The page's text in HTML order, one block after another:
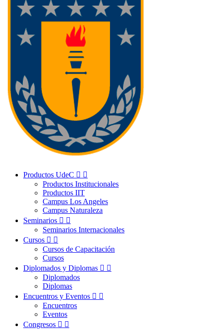
Productos UdeC  
Productos Institucionales
Productos IIT
Campus Los Angeles
Campus Naturaleza
Seminarios  
Seminarios Internacionales
Cursos  
Cursos de Capacitación
Cursos
Diplomados y Diplomas  
Diplomados
Diplomas
Encuentros y Eventos  
Encuentros
Eventos
Congresos  